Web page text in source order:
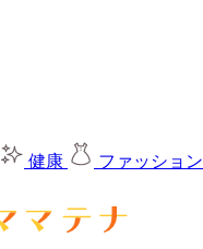
健康 ファッション